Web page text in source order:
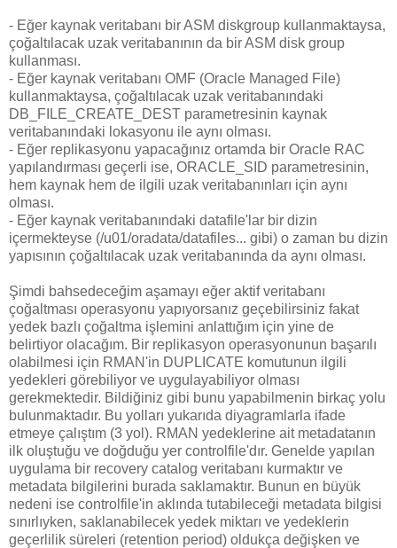
- Eğer kaynak veritabanı bir ASM diskgroup kullanmaktaysa,
çoğaltılacak uzak veritabanının da bir ASM disk group
kullanması.
- Eğer kaynak veritabanı OMF (Oracle Managed File)
kullanmaktaysa, çoğaltılacak uzak veritabanındaki
DB_FILE_CREATE_DEST parametresinin kaynak
veritabanındaki lokasyonu ile aynı olması.
- Eğer replikasyonu yapacağınız ortamda bir Oracle RAC
yapılandırması geçerli ise, ORACLE_SID parametresinin,
hem kaynak hem de ilgili uzak veritabanınları için aynı
olması.
- Eğer kaynak veritabanındaki datafile'lar bir dizin
içermekteyse (/u01/oradata/datafiles... gibi) o zaman bu dizin
yapısının çoğaltılacak uzak veritabanında da aynı olması.
Şimdi bahsedeceğim aşamayı eğer aktif veritabanı
çoğaltması operasyonu yapıyorsanız geçebilirsiniz fakat
yedek bazlı çoğaltma işlemini anlattığım için yine de
belirtiyor olacağım. Bir replikasyon operasyonunun başarılı
olabilmesi için RMAN'in DUPLICATE komutunun ilgili
yedekleri görebiliyor ve uygulayabiliyor olması
gerekmektedir. Bildiğiniz gibi bunu yapabilmenin birkaç yolu
bulunmaktadır. Bu yolları yukarıda diyagramlarla ifade
etmeye çalıştım (3 yol). RMAN yedeklerine ait metadatanın
ilk oluştuğu ve doğduğu yer controlfile'dır. Genelde yapılan
uygulama bir recovery catalog veritabanı kurmaktır ve
metadata bilgilerini burada saklamaktır. Bunun en büyük
nedeni ise controlfile'in aklında tutabileceği metadata bilgisi
sınırlıyken, saklanabilecek yedek miktarı ve yedeklerin
geçerlilik süreleri (retention period) oldukça değişken ve